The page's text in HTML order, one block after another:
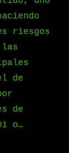
riesgos
las
de
de
o…